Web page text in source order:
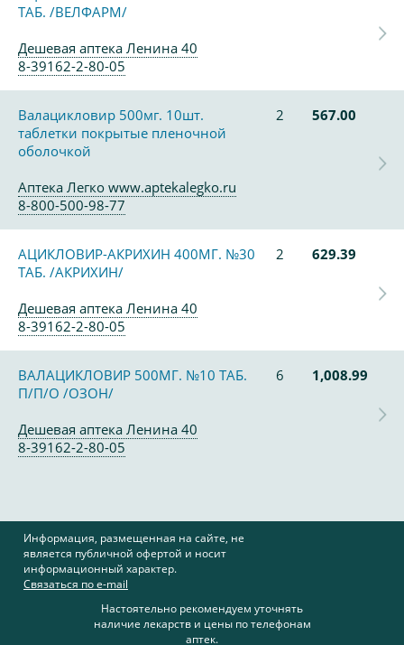
ТАБ. /ВЕЛФАРМ/
Дешевая аптека Ленина 40
8-39162-2-80-05
Валацикловир 500мг. 10шт.
таблетки покрытые пленочной
оболочкой
2 567.00
Аптека Легко www.aptekalegko.ru
8-800-500-98-77
АЦИКЛОВИР-АКРИХИН 400МГ. №30
ТАБ. /АКРИХИН/
2 629.39
Дешевая аптека Ленина 40
8-39162-2-80-05
ВАЛАЦИКЛОВИР 500МГ. №10 ТАБ.
П/П/О /ОЗОН/
6 1,008.99
Дешевая аптека Ленина 40
8-39162-2-80-05
Информация, размещенная на сайте, не
является публичной офертой и носит
информационный характер.
Связаться по e-mail
Настоятельно рекомендуем уточнять
наличие лекарств и цены по телефонам
аптек.